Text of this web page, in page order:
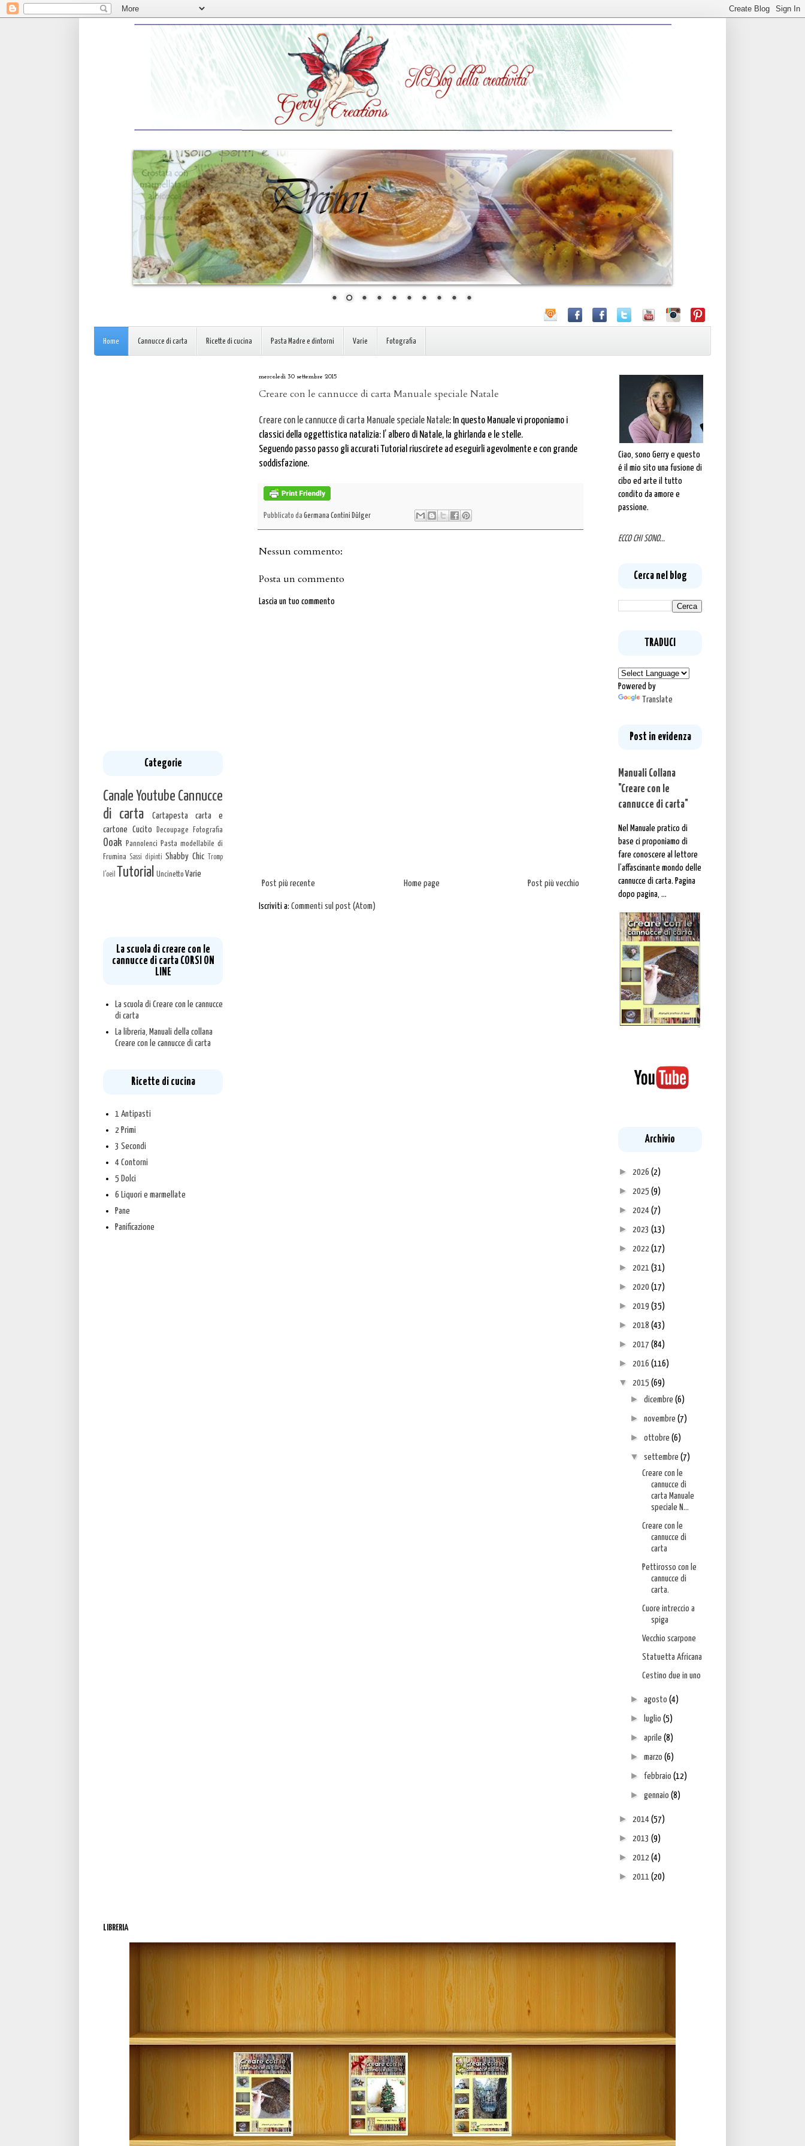
Home Cannucce di carta Ricette di cucina Pasta Madre e dintorni Varie Fotografia
mercoledì 30 settembre 2015
Creare con le cannucce di carta Manuale speciale Natale
Creare con le cannucce di carta Manuale speciale Natale: In questo Manuale vi proponiamo i
classici della oggettistica natalizia: l’ albero di Natale, la ghirlanda e le stelle.
Seguendo passo passo gli accurati Tutorial riuscirete ad eseguirli agevolmente e con grande
soddisfazione.
Pubblicato da Germana Contini Dülger
Nessun commento:
Posta un commento
Lascia un tuo commento
Post più recente Post più vecchio
Home page
Iscriviti a: Commenti sul post (Atom)
Categorie
Canale Youtube Cannucce
di carta
Cartapesta carta e
cartone Cucito Decoupage Fotografia
Ooak Pannolenci Pasta modellabile di
Frumina Sassi dipinti Shabby Chic Tromp
l'oeil Tutorial Uncinetto Varie
La scuola di creare con le
cannucce di carta CORSI ON
LINE
La scuola di Creare con le cannucce
di carta
La libreria, Manuali della collana
Creare con le cannucce di carta
Ricette di cucina
1 Antipasti
2 Primi
3 Secondi
4 Contorni
5 Dolci
6 Liquori e marmellate
Pane
Panificazione
Ciao, sono Gerry e questo
é il mio sito una fusione di
cibo ed arte il tutto
condito da amore e
passione.
ECCO CHI SONO...
Cerca nel blog
TRADUCI
Powered by
Translate
Post in evidenza
Manuali Collana
"Creare con le
cannucce di carta"
Nel Manuale pratico di
base ci proponiamo di
fare conoscere al lettore
l’affascinante mondo delle
cannucce di carta. Pagina
dopo pagina, ...
Archivio
► 2026 (2)
► 2025 (9)
► 2024 (7)
► 2023 (13)
► 2022 (17)
► 2021 (31)
► 2020 (17)
► 2019 (35)
► 2018 (43)
► 2017 (84)
► 2016 (116)
▼ 2015 (69)
►dicembre(6)
►novembre(7)
►ottobre(6)
▼settembre(7)
Creare con le
cannucce di
carta Manuale
speciale N...
Creare con le
cannucce di
carta
Pettirosso con le
cannucce di
carta.
Cuore intreccio a
spiga
Vecchio scarpone
Statuetta Africana
Cestino due in uno
►agosto(4)
► luglio(5)
►aprile(8)
►marzo(6)
►febbraio(12)
►gennaio(8)
► 2014 (57)
► 2013 (9)
► 2012 (4)
► 2011 (20)
LIBRERIA